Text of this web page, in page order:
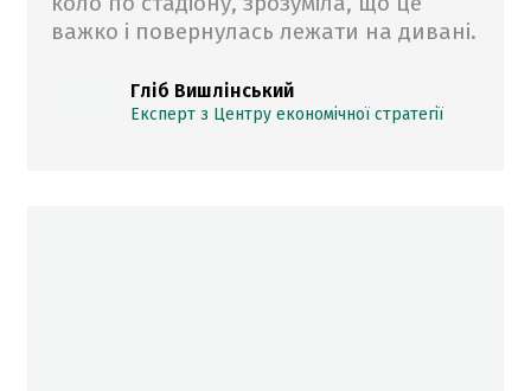
важко і повернулась лежати на дивані.
Гліб Вишлінський
Експерт з Центру економічної стратегії